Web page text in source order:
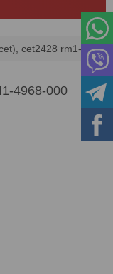
Ролик подхвата 2-го лотка для hp color laserjet cp3525, m570/m575 (cet), cet2428 rm1-4968-000
4968-000